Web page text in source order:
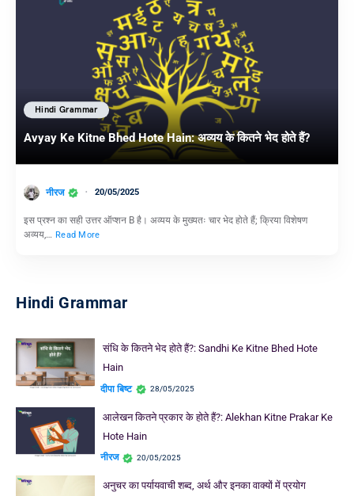
Hindi Grammar
Avyay Ke Kitne Bhed Hote Hain: अव्यय के कितने भेद होते हैं?
नीरज 20/05/2025
इस प्रश्न का सही उत्तर ऑप्शन B है। अव्यय के मुख्यतः चार भेद होते हैं; क्रिया विशेषण
अव्यय,… Read More
Hindi Grammar
संधि के कितने भेद होते हैं?: Sandhi Ke Kitne Bhed Hote
Hain
दीपा बिष्ट 28/05/2025
आलेखन कितने प्रकार के होते हैं?: Alekhan Kitne Prakar Ke
Hote Hain
नीरज 20/05/2025
अनुचर का पर्यायवाची शब्द, अर्थ और इनका वाक्यों में प्रयोग